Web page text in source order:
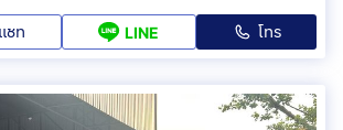
แชท LINE โทร